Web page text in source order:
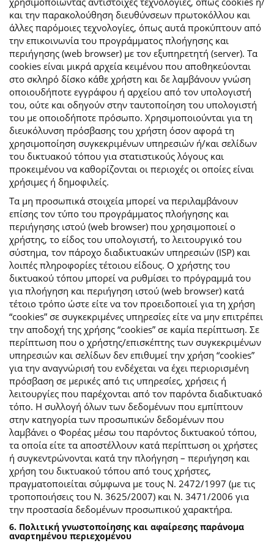
και την παρακολούθηση διευθύνσεων πρωτοκόλλου και
άλλες παρόμοιες τεχνολογίες, όπως αυτά προκύπτουν από
την επικοινωνία του προγράμματος πλοήγησης και
περιήγησης (web browser) με τον εξυπηρετητή (server). Τα
cookies είναι μικρά αρχεία κειμένου που αποθηκεύονται
στο σκληρό δίσκο κάθε χρήστη και δε λαμβάνουν γνώση
οποιουδήποτε εγγράφου ή αρχείου από τον υπολογιστή
του, ούτε και οδηγούν στην ταυτοποίηση του υπολογιστή
του με οποιοδήποτε πρόσωπο. Χρησιμοποιούνται για τη
διευκόλυνση πρόσβασης του χρήστη όσον αφορά τη
χρησιμοποίηση συγκεκριμένων υπηρεσιών ή/και σελίδων
του δικτυακού τόπου για στατιστικούς λόγους και
προκειμένου να καθορίζονται οι περιοχές οι οποίες είναι
χρήσιμες ή δημοφιλείς.
Τα μη προσωπικά στοιχεία μπορεί να περιλαμβάνουν
επίσης τον τύπο του προγράμματος πλοήγησης και
περιήγησης ιστού (web browser) που χρησιμοποιεί ο
χρήστης, το είδος του υπολογιστή, το λειτουργικό του
σύστημα, τον πάροχο διαδικτυακών υπηρεσιών (ISP) και
λοιπές πληροφορίες τέτοιου είδους. Ο χρήστης του
δικτυακού τόπου μπορεί να ρυθμίσει το πρόγραμμά του
για πλοήγηση και περιήγηση ιστού (web browser) κατά
τέτοιο τρόπο ώστε είτε να τον προειδοποιεί για τη χρήση
“cookies” σε συγκεκριμένες υπηρεσίες είτε να μην επιτρέπει
την αποδοχή της χρήσης “cookies” σε καμία περίπτωση. Σε
περίπτωση που ο χρήστης/επισκέπτης των συγκεκριμένων
υπηρεσιών και σελίδων δεν επιθυμεί την χρήση “cookies”
για την αναγνώρισή του ενδέχεται να έχει περιορισμένη
πρόσβαση σε μερικές από τις υπηρεσίες, χρήσεις ή
λειτουργίες που παρέχονται από τον παρόντα διαδικτυακό
τόπο. Η συλλογή όλων των δεδομένων που εμπίπτουν
στην κατηγορία των προσωπικών δεδομένων που
λαμβάνει ο Φορέας μέσω του παρόντος δικτυακού τόπου,
τα οποία είτε τα αποστέλλουν κατά περίπτωση οι χρήστες
ή συγκεντρώνονται κατά την πλοήγηση – περιήγηση και
χρήση του δικτυακού τόπου από τους χρήστες,
πραγματοποιείται σύμφωνα με τους Ν. 2472/1997 (με τις
τροποποιήσεις του Ν. 3625/2007) και Ν. 3471/2006 για
την προστασία δεδομένων προσωπικού χαρακτήρα.
6. Πολιτική γνωστοποίησης και αφαίρεσης παράνομα
αναρτημένου περιεχομένου